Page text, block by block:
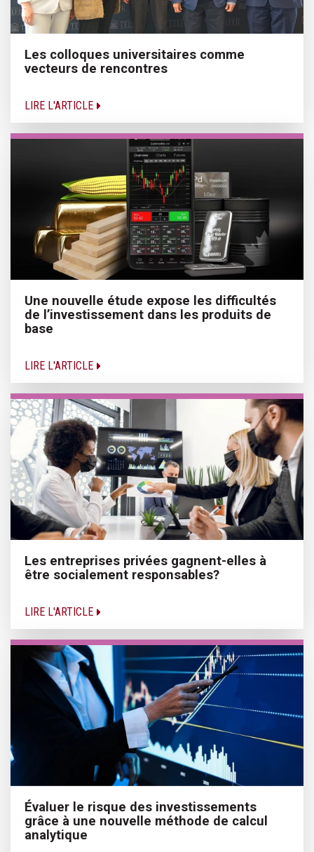
Les colloques universitaires comme
vecteurs de rencontres
LIRE L'ARTICLE
Une nouvelle étude expose les difficultés
de l’investissement dans les produits de
base
LIRE L'ARTICLE
Les entreprises privées gagnent-elles à
être socialement responsables?
LIRE L'ARTICLE
Évaluer le risque des investissements
grâce à une nouvelle méthode de calcul
analytique